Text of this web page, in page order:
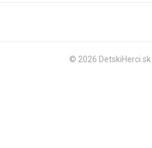
© 2026 DetskiHerci.sk